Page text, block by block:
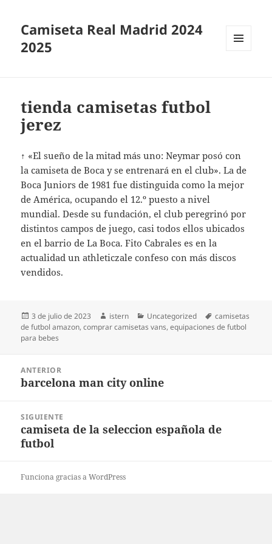
Camiseta Real Madrid 2024
2025
tienda camisetas futbol
jerez
↑ «El sueño de la mitad más uno: Neymar posó con
la camiseta de Boca y se entrenará en el club». La de
Boca Juniors de 1981 fue distinguida como la mejor
de América, ocupando el 12.º puesto a nivel
mundial. Desde su fundación, el club peregrinó por
distintos campos de juego, casi todos ellos ubicados
en el barrio de La Boca. Fito Cabrales es en la
actualidad un athleticzale confeso con más discos
vendidos.
Publicado
el
3 de julio de 2023 Autor
istern Categorías
Uncategorized Etiquetas
camisetas
de futbol amazon,comprar camisetas vans,equipaciones de futbol
para bebes
entradas
ANTERIOR
Entrada
barcelona man city online
SIGUIENTE
Entrada
siguiente:
camiseta de la seleccion española de
futbol
Funciona gracias a WordPress